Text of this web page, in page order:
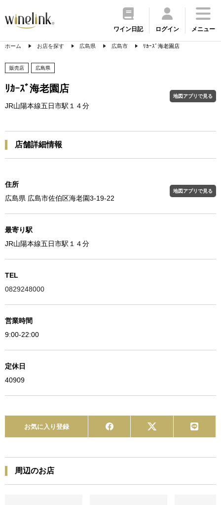
ワイン日記 ログイン メニュー
ホーム お店を探す 広島県 広島市 ﾘｶｰｽﾞ海老園店
販売店 広島県
ﾘｶｰｽﾞ海老園店
JR山陽本線五日市駅１４分
地図アプリで見る
店舗詳細情報
住所
広島県 広島市佐伯区海老園3-19-22
地図アプリで見る
最寄り駅
JR山陽本線五日市駅１４分
TEL
0829248000
営業時間
9:00-22:00
定休日
40909
お気に入り登録
周辺のお店